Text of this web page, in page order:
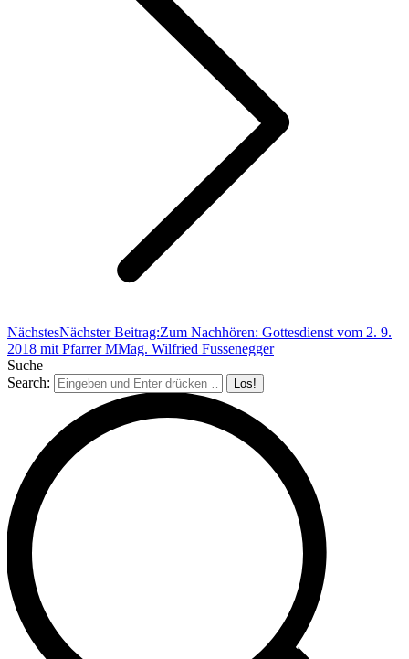
NächstesNächster Beitrag:Zum Nachhören: Gottesdienst vom 2. 9.
2018 mit Pfarrer MMag. Wilfried Fussenegger
Suche
Search: